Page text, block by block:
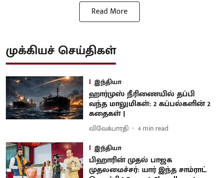
Read More
முக்கியச் செய்திகள்
இந்தியா
ஹார்முஸ் நீரிணையில் தப்பி
வந்த மாலுமிகள்: 2 கப்பல்களின் 2
கதைகள் |
விவேக்பாரதி 4 min read
இந்தியா
பிஹாரின் முதல் பாஜக
முதலமைச்சர்: யார் இந்த சாம்ராட்